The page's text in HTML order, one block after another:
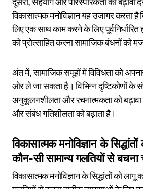
विकासात्मक मनोविज्ञान यह उजागर करता
लिए एक साथ काम करने के लिए पूर्वनिर्धारित
को प्रोत्साहित करना सामाजिक बंधनों को
अंत में, सामाजिक समूहों में विविधता को
ओर ले जा सकता है। विभिन्न दृष्टिकोणों के
अनुकूलनशीलता और रचनात्मकता को बढ़ावा
और संबंध गतिशीलता को बढ़ाता है।
विकासात्मक मनोविज्ञान के
कौन-सी सामान्य गलतियों से बचना
विकासात्मक मनोविज्ञान के सिद्धांतों को